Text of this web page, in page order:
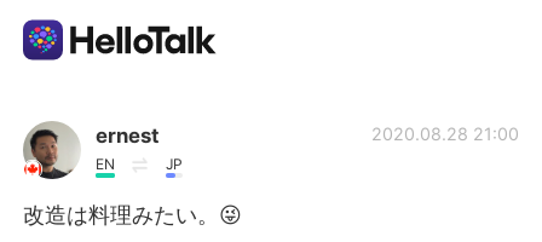
Aplicativo de troca de idioma
AI Grammar Checker
ernest
EN JP
2020.08.28 21:00
改造は料理みたい。😜